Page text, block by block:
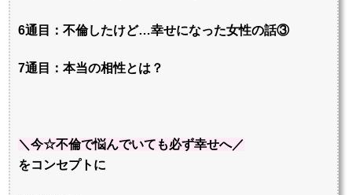
6通目：不倫したけど…幸せになった女性の話③
7通目：本当の相性とは？
＼今☆不倫で悩んでいても必ず幸せへ／
をコンセプトに